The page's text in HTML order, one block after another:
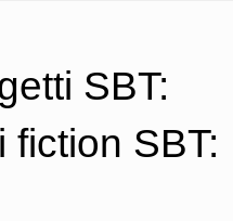
SBT:
fiction SBT: